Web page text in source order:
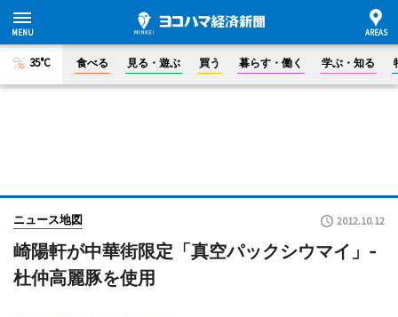
35°C 食べる 見る・遊ぶ 買う 暮らす・働く 学ぶ・知る
ニュース地図 2012.10.12
崎陽軒が中華街限定「真空パックシウマイ」-
杜仲高麗豚を使用